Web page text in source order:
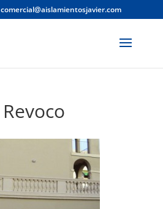
comercial@aislamientosjavier.com